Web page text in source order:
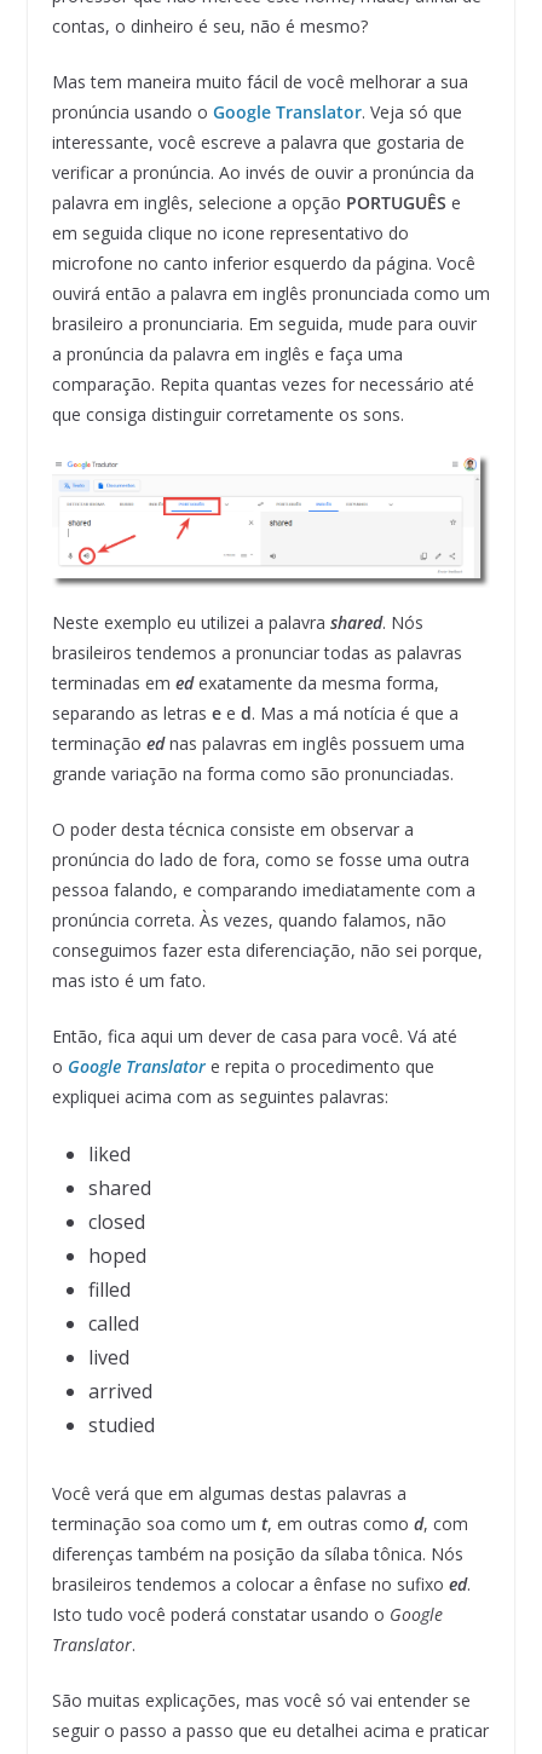
contas, o dinheiro é seu, não é mesmo?
Mas tem maneira muito fácil de você melhorar a sua
pronúncia usando o Google Translator. Veja só que
interessante, você escreve a palavra que gostaria de
verificar a pronúncia. Ao invés de ouvir a pronúncia da
palavra em inglês, selecione a opção PORTUGUÊS e
em seguida clique no icone representativo do
microfone no canto inferior esquerdo da página. Você
ouvirá então a palavra em inglês pronunciada como um
brasileiro a pronunciaria. Em seguida, mude para ouvir
a pronúncia da palavra em inglês e faça uma
comparação. Repita quantas vezes for necessário até
que consiga distinguir corretamente os sons.
Neste exemplo eu utilizei a palavra shared. Nós
brasileiros tendemos a pronunciar todas as palavras
terminadas em edexatamente da mesma forma,
separando as letras ee d. Mas a má notícia é que a
terminação ednas palavras em inglês possuem uma
grande variação na forma como são pronunciadas.
O poder desta técnica consiste em observar a
pronúncia do lado de fora, como se fosse uma outra
pessoa falando, e comparando imediatamente com a
pronúncia correta. Às vezes, quando falamos, não
conseguimos fazer esta diferenciação, não sei porque,
mas isto é um fato.
Então, fica aqui um dever de casa para você. Vá até
o Google Translator e repita o procedimento que
expliquei acima com as seguintes palavras:
liked
shared
closed
hoped
filled
called
lived
arrived
studied
Você verá que em algumas destas palavras a
terminação soa como um t, em outras como d, com
diferenças também na posição da sílaba tônica. Nós
brasileiros tendemos a colocar a ênfase no sufixo ed.
Isto tudo você poderá constatar usando o Google
Translator.
São muitas explicações, mas você só vai entender se
seguir o passo a passo que eu detalhei acima e praticar